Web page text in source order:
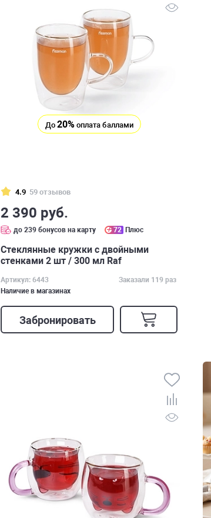
До 20% оплата баллами
4.9 59 отзывов
2 390 руб.
до 239 бонусов на карту 72 Плюс
Стеклянные кружки с двойными
стенками 2 шт / 300 мл Raf
Артикул: 6443
Заказали 119 раз
Наличие в магазинах
Забронировать